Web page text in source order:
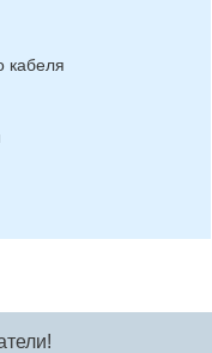
кабеля